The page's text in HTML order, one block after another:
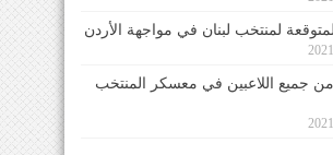
لمنتخب لبنان في مواجهة الأردن
من جميع اللاعبين في معسكر المنتخب